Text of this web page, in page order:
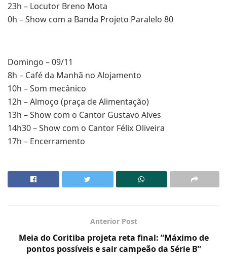
23h – Locutor Breno Mota
0h – Show com a Banda Projeto Paralelo 80
Domingo – 09/11
8h – Café da Manhã no Alojamento
10h – Som mecânico
12h – Almoço (praça de Alimentação)
13h – Show com o Cantor Gustavo Alves
14h30 – Show com o Cantor Félix Oliveira
17h – Encerramento
Anterior Post
Meia do Coritiba projeta reta final: “Máximo de
pontos possíveis e sair campeão da Série B”